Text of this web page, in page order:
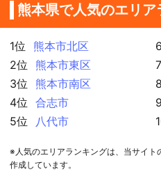
熊本県で人気のエリア
1位
熊本市北区
2位
熊本市東区
3位
熊本市南区
4位
合志市
5位
八代市
※人気のエリアランキングは、当サイト
作成しています。